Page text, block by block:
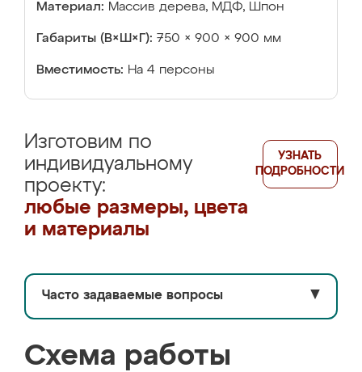
Материал: Массив дерева, МДФ, Шпон
Габариты (В×Ш×Г): 750 × 900 × 900 мм
Вместимость: На 4 персоны
Изготовим по
индивидуальному
проекту:
любые размеры, цвета
и материалы
УЗНАТЬ
ПОДРОБНОСТИ
Часто задаваемые вопросы ▼
Схема работы